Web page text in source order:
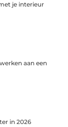
je interieur
aan een
in 2026